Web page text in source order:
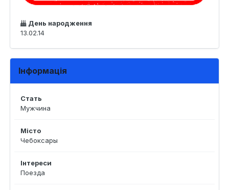
День народження
13.02.14
Інформація
Стать
Мужчина
Місто
Чебоксары
Інтереси
Поезда